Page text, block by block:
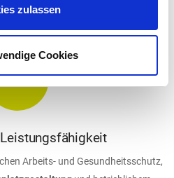
zulassen
Cookies
Arbeits- und Gesundheitsschutz,